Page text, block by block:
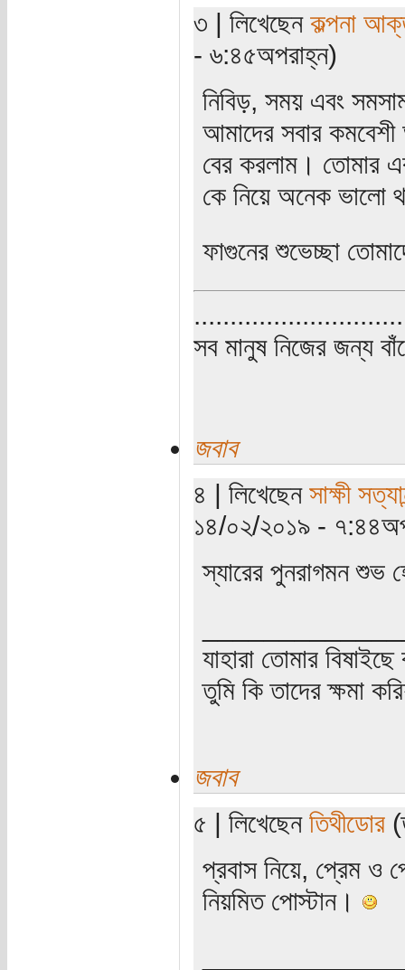
৩ | লিখেছেন কল্পনা
- ৬:৪৫অপরাহ্ন)
নিবিড়, সময় এবং
আমাদের সবার
বের করলাম। তোমার
কে নিয়ে অনেক ভালো
ফাগুনের শুভেচ্ছা
সব মানুষ নিজের জন্য
জবাব
৪ | লিখেছেন সাক্ষী
১৪/০২/২০১৯ -
স্যারের পুনরাগমন
যাহারা তোমার
তুমি কি তাদের ক্ষমা
জবাব
৫ | লিখেছেন তিথীডোর
প্রবাস নিয়ে, প্রেম ও
নিয়মিত পোস্টান।